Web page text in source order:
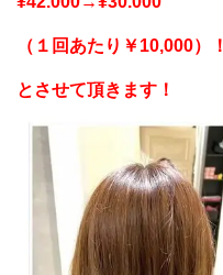
（１回あたり￥10,000）！
とさせて頂きます！